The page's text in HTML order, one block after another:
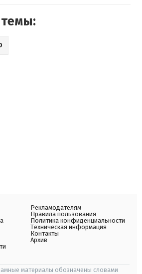
Рекламодателям
Правила пользования
Политика конфиденциальности
Техническая информация
Контакты
Архив
материалы обозначены словами